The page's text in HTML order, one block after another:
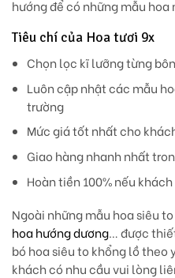
hướng để có những mẫu
Tiêu chí của Hoa tươi 9x
Chọn lọc kĩ lưỡng từng
Luôn cập nhật các mẫu
trường
Mức giá tốt nhất cho
Giao hàng nhanh nhất
Hoàn tiền 100% nếu
Ngoài những mẫu hoa siêu
hoa hướng dương… được
bó hoa siêu to khổng lồ theo
khách có nhu cầu vui lòng